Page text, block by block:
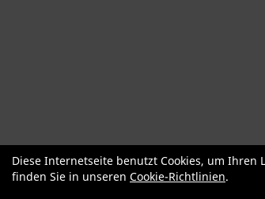
SALE Specialized
Diese Internetseite benutzt Cookies, um
finden Sie in unseren Cookie-Richtlinien.